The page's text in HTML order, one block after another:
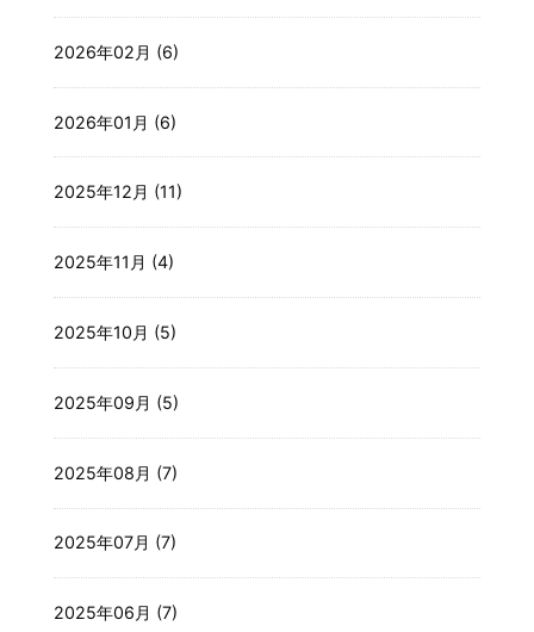
2026年02月 (6)
2026年01月 (6)
2025年12月 (11)
2025年11月 (4)
2025年10月 (5)
2025年09月 (5)
2025年08月 (7)
2025年07月 (7)
2025年06月 (7)